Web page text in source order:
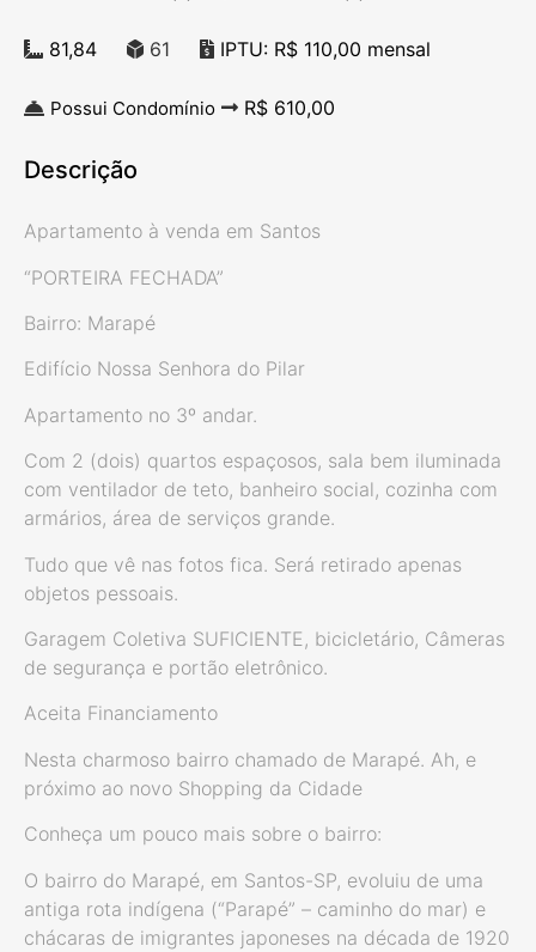
81,84 61 IPTU: R$ 110,00 mensal
Possui Condomínio R$ 610,00
Descrição
Apartamento à venda em Santos
“PORTEIRA FECHADA”
Bairro: Marapé
Edifício Nossa Senhora do Pilar
Apartamento no 3º andar.
Com 2 (dois) quartos espaçosos, sala bem iluminada
com ventilador de teto, banheiro social, cozinha com
armários, área de serviços grande.
Tudo que vê nas fotos fica. Será retirado apenas
objetos pessoais.
Garagem Coletiva SUFICIENTE, bicicletário, Câmeras
de segurança e portão eletrônico.
Aceita Financiamento
Nesta charmoso bairro chamado de Marapé. Ah, e
próximo ao novo Shopping da Cidade
Conheça um pouco mais sobre o bairro:
O bairro do Marapé, em Santos-SP, evoluiu de uma
antiga rota indígena (“Parapé” – caminho do mar) e
chácaras de imigrantes japoneses na década de 1920